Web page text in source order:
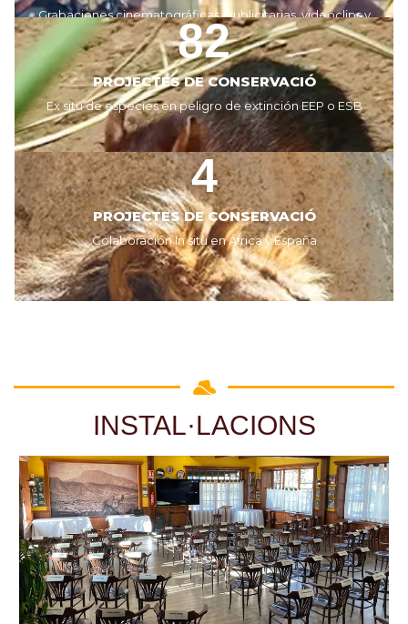
Grabaciones cinematográficas, publicitarias, videoclips y
sesiones fotográficas
PROJECTES DE CONSERVACIÓ
82
Ex situ de especies en peligro de extinción EEP o ESB
PROJECTES DE CONSERVACIÓ
4
Colaboración In situ en África y España
INSTAL·LACIONS